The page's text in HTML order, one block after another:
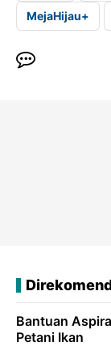
MejaHijau+
Bantuan
Petani Ikan